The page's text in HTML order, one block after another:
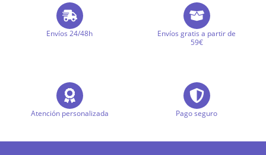
Envíos 24/48h
Envíos gratis a partir de
59€
Atención personalizada Pago seguro